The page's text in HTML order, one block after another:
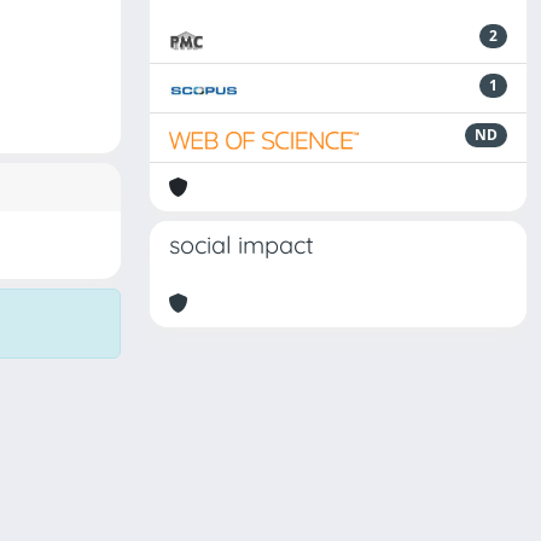
2
1
ND
social impact